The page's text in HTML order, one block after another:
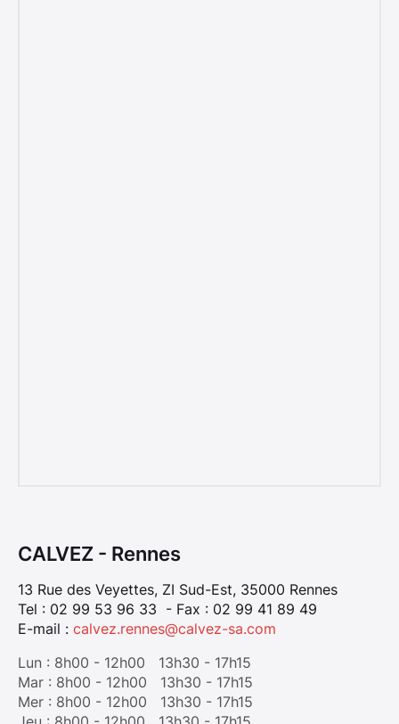
CALVEZ - Rennes
Tel : 02 99 53 96 33 - Fax : 02 99 41 89 49
E-mail :calvez.rennes@calvez-sa.com
Lun : 8h00 - 12h00 13h30 - 17h15